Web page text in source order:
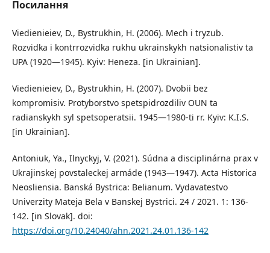
Посилання
Viedienieiev, D., Bystrukhin, H. (2006). Mech i tryzub.
Rozvidka i kontrrozvidka rukhu ukrainskykh natsionalistiv ta
UPA (1920—1945). Kyiv: Heneza. [in Ukrainian].
Viedienieiev, D., Bystrukhin, H. (2007). Dvobii bez
kompromisiv. Protyborstvo spetspidrozdiliv OUN ta
radianskykh syl spetsoperatsii. 1945—1980-ti rr. Kyiv: K.I.S.
[in Ukrainian].
Antoniuk, Ya., Ilnyckyj, V. (2021). Súdna a disciplinárna prax v
Ukrajinskej povstaleckej armáde (1943—1947). Acta Historica
Neosliensia. Banská Bystrica: Belianum. Vydavatestvo
Univerzity Mateja Bela v Banskej Bystrici. 24 / 2021. 1: 136-
142. [in Slovak]. doi:
https://doi.org/10.24040/ahn.2021.24.01.136-142